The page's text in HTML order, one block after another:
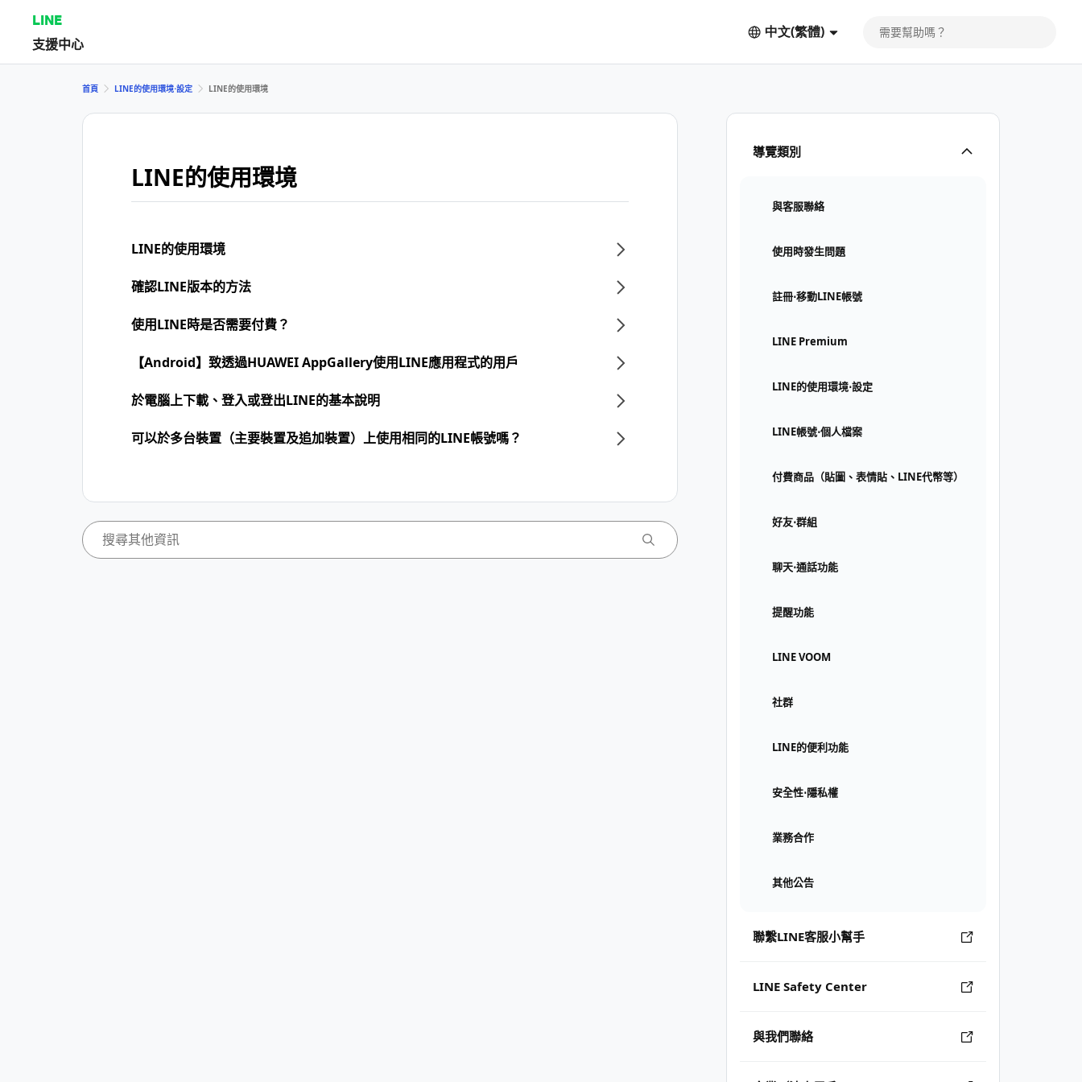
LINE
支援中心
中文(繁體)
導覽類別
與客服聯絡
使用時發生問題
註冊⋅移動LINE帳號
LINE Premium
LINE的使用環境⋅設定
LINE帳號⋅個人檔案
付費商品（貼圖、表情貼、LINE代幣等）
好友⋅群組
聊天⋅通話功能
提醒功能
LINE VOOM
社群
LINE的便利功能
安全性⋅隱私權
業務合作
其他公告
聯繫LINE客服小幫手
LINE Safety Center
與我們聯絡
首頁 LINE的使用環境⋅設定 LINE的使用環境
LINE的使用環境
LINE的使用環境
確認LINE版本的方法
使用LINE時是否需要付費？
【Android】致透過HUAWEI AppGallery使用LINE應用程式的用戶
於電腦上下載、登入或登出LINE的基本說明
可以於多台裝置（主要裝置及追加裝置）上使用相同的LINE帳號嗎？